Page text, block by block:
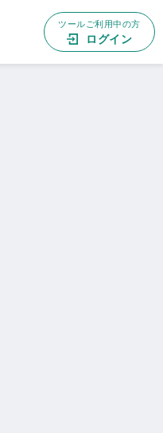
ツールご利用中の方
ログイン